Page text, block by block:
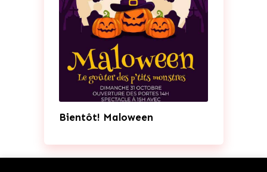
Bientôt! Maloween